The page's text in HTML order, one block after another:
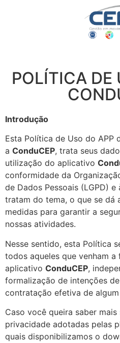
POLÍTICA DE
Introdução
Esta Política de Uso do APP
a ConduCEP, trata seus
utilização do aplicativo
conformidade da
de Dados Pessoais (LGPD)
tratam do tema, o que se dá
medidas para garantir a
nossas atividades.
Nesse sentido, esta Política
todos aqueles que venham a
aplicativo ConduCEP,
formalização de intenções
contratação efetiva de
Caso você queira saber
privacidade adotadas pelas
quais disponibilizamos o